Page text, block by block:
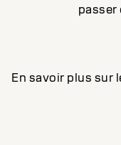
passer
En savoir plus sur